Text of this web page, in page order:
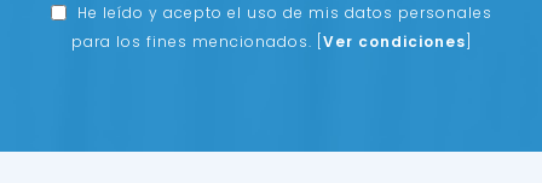
He leído y acepto el uso de mis datos personales
para los fines mencionados. Ver condiciones